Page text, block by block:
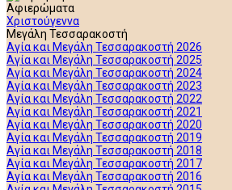
Αφιερώματα
Χριστούγεννα
Μεγάλη Τεσσαρακοστή
Αγία και Μεγάλη Τεσσαρακοστή 2026
Αγία και Μεγάλη Τεσσαρακοστή 2025
Αγία και Μεγάλη Τεσσαρακοστή 2024
Αγία και Μεγάλη Τεσσαρακοστή 2023
Αγία και Μεγάλη Τεσσαρακοστή 2022
Αγία και Μεγάλη Τεσσαρακοστή 2021
Αγία και Μεγάλη Τεσσαρακοστή 2020
Αγία και Μεγάλη Τεσσαρακοστή 2019
Αγία και Μεγάλη Τεσσαρακοστή 2018
Αγία και Μεγάλη Τεσσαρακοστή 2017
Αγία και Μεγάλη Τεσσαρακοστή 2016